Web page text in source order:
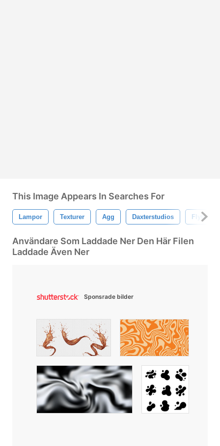
This Image Appears In Searches For
Lampor Texturer Agg Daxterstudios Flytande
Användare Som Laddade Ner Den Här Filen
Laddade Även Ner
Sponsrade bilder